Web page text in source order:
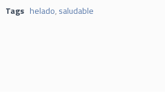
Tags helado, saludable